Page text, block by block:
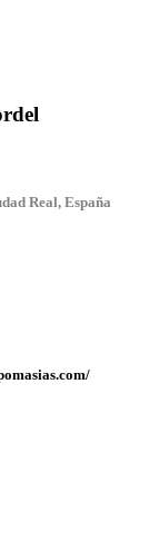
Real, España